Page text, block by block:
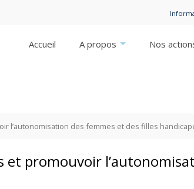
Accueil A propos Nos
l’autonomisation des femmes et des filles
et promouvoir